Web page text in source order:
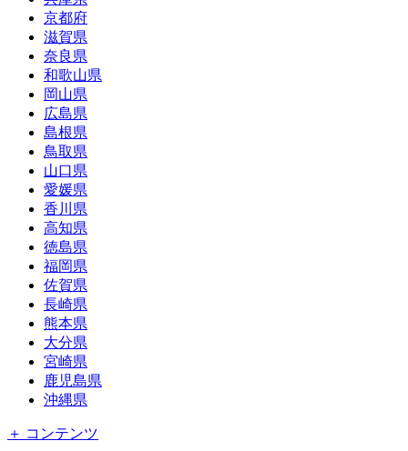
京都府
滋賀県
奈良県
和歌山県
岡山県
広島県
島根県
鳥取県
山口県
愛媛県
香川県
高知県
徳島県
福岡県
佐賀県
長崎県
熊本県
大分県
宮崎県
鹿児島県
沖縄県
＋ コンテンツ